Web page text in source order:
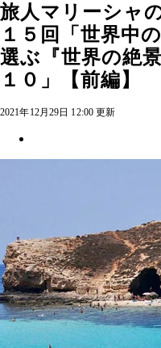
旅人マリーシャ
１５回「世界中
選ぶ『世界の絶
１０」【前編】
2021年12月29日 12:00 更新